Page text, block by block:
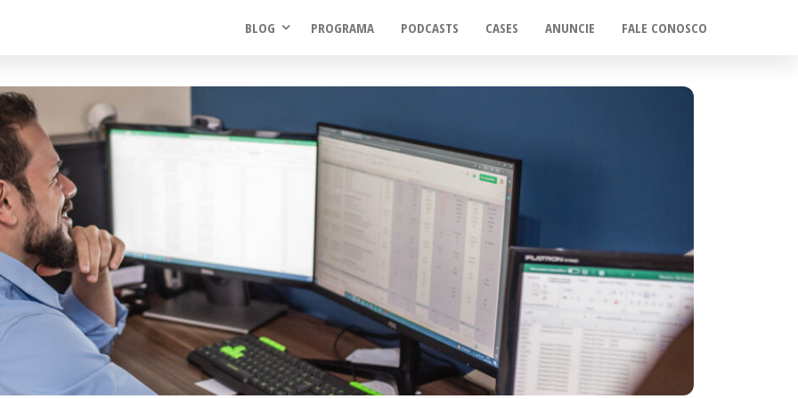
BLOG PROGRAMA PODCASTS CASES ANUNCIE FALE CONOSCO